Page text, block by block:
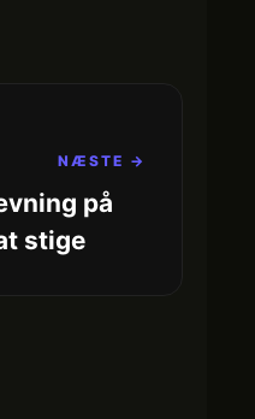
NÆSTE →
på
stige